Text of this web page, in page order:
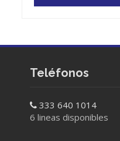
Teléfonos
333 640 1014
6 lineas disponibles